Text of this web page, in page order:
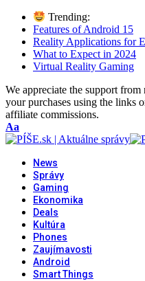
Trending:
Features of Android 15
Reality Applications for
What to Expect in 2024
Virtual Reality Gaming
We appreciate the support
your purchases using the links
affiliate commissions.
Font
Resizer
Aa
News
Správy
Gaming
Ekonomika
Deals
Kultúra
Phones
Zaujímavosti
Android
Smart Things